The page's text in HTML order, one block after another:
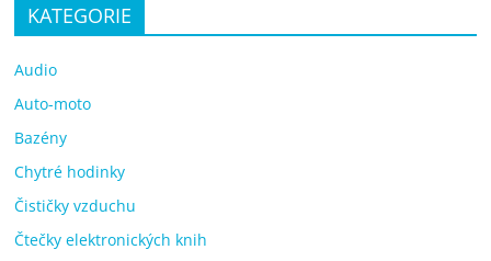
KATEGORIE
Audio
Auto-moto
Bazény
Chytré hodinky
Čističky vzduchu
Čtečky elektronických knih